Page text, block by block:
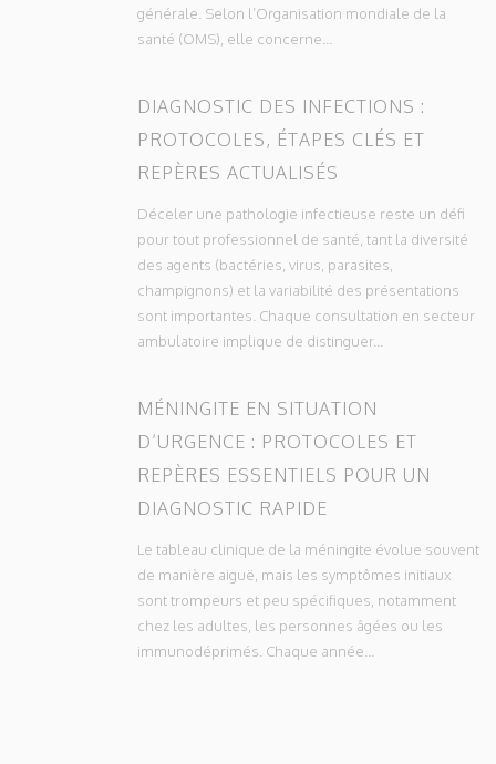
générale. Selon l’Organisation mondiale de la
santé (OMS), elle concerne...
DIAGNOSTIC DES INFECTIONS :
PROTOCOLES, ÉTAPES CLÉS ET
REPÈRES ACTUALISÉS
Déceler une pathologie infectieuse reste un défi
pour tout professionnel de santé, tant la diversité
des agents (bactéries, virus, parasites,
champignons) et la variabilité des présentations
sont importantes. Chaque consultation en secteur
ambulatoire implique de distinguer...
MÉNINGITE EN SITUATION
D’URGENCE : PROTOCOLES ET
REPÈRES ESSENTIELS POUR UN
DIAGNOSTIC RAPIDE
Le tableau clinique de la méningite évolue souvent
de manière aiguë, mais les symptômes initiaux
sont trompeurs et peu spécifiques, notamment
chez les adultes, les personnes âgées ou les
immunodéprimés. Chaque année...